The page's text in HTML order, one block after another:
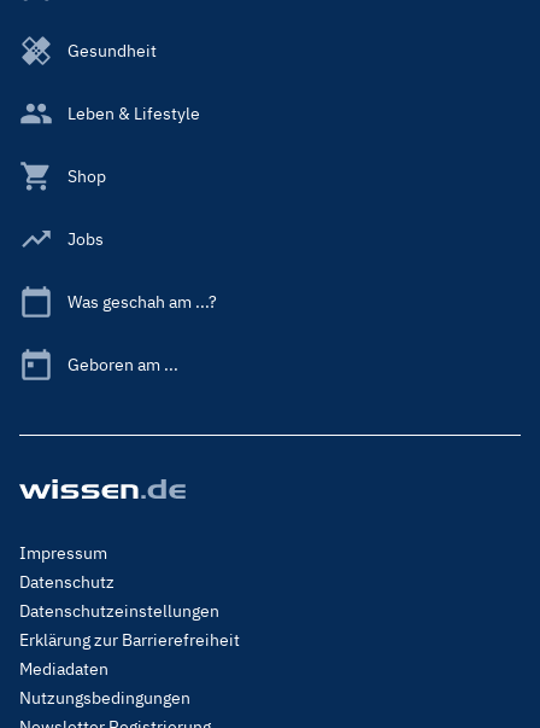
Gesundheit
Leben & Lifestyle
Shop
Jobs
Was geschah am ...?
Geboren am ...
Footer
Menu
Legal
Impressum
Datenschutz
Datenschutzeinstellungen
Erklärung zur Barrierefreiheit
Mediadaten
Nutzungsbedingungen